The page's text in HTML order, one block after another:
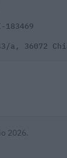
183469
a, 36072
2026.